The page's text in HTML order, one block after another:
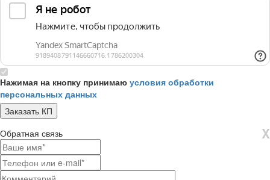
Нажимая на кнопку принимаю условия обработки
персональных данных
X
Обратная связь